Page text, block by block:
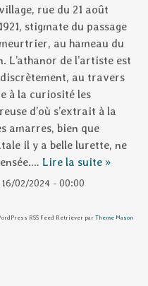
village, rue du 21 août
1921, stigmate du passage
au hameau du
L’athanor de l’artiste est
au travers
à la curiosité les
d’où s’extrait à la
amarres, bien que
il y a belle lurette, ne
Lire la suite »
16/02/2024 - 00:00
RSS Feed Retriever par Theme Mason